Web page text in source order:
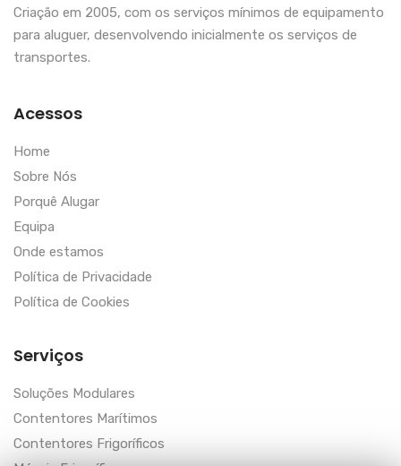
Criação em 2005, com os serviços mínimos de equipamento
para aluguer, desenvolvendo inicialmente os serviços de
transportes.
Acessos
Home
Sobre Nós
Porquê Alugar
Equipa
Onde estamos
Política de Privacidade
Política de Cookies
Serviços
Soluções Modulares
Contentores Marítimos
Contentores Frigoríficos